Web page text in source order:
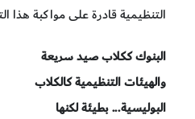
التنظيمية قادرة على مواكبة هذا
البنوك ككلاب صيد سريعة
والهيئات التنظيمية كالكلاب
البوليسية... بطيئة لكنها